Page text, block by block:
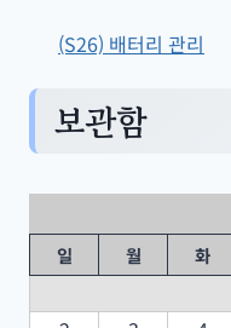
(S26) 배터리 관리
보관함
일 월 화